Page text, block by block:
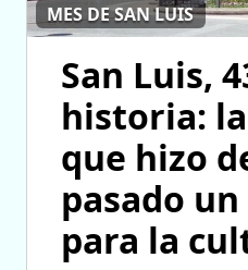
MES DE SAN LUIS
San Luis,
historia:
que hizo
pasado
para la